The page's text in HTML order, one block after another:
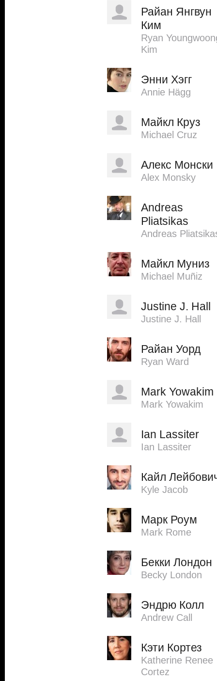
Райан Янгвун
Ким
Ryan
Kim
Энни Хэгг
Annie Hägg
Майкл Круз
Michael Cruz
Алекс Монски
Alex Monsky
Andreas
Pliatsikas
Andreas
Майкл Муниз
Michael Muñiz
Justine J. Hall
Justine J. Hall
Райан Уорд
Ryan Ward
Mark Yowakim
Mark Yowakim
Ian Lassiter
Ian Lassiter
Кайл
Kyle Jacob
Марк Роум
Mark Rome
Бекки Лондон
Becky London
Эндрю Колл
Andrew Call
Кэти Кортез
Katherine Renee
Cortez